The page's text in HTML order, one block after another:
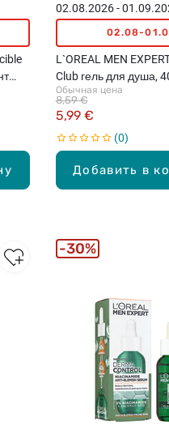
Добавить в
02.08.2026 -
02.08-
L`OREAL MEN
Club гель для душа,
Обычная цена
5,99 €
8,59 €
0
30%